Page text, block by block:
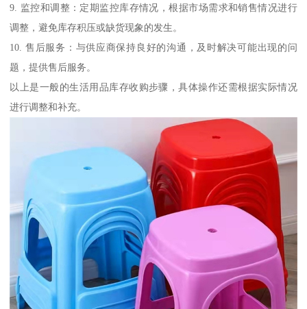
9. 监控和调整：定期监控库存情况，根据市场需求和销售情况进行
调整，避免库存积压或缺货现象的发生。
10. 售后服务：与供应商保持良好的沟通，及时解决可能出现的问
题，提供售后服务。
以上是一般的生活用品库存收购步骤，具体操作还需根据实际情况
进行调整和补充。